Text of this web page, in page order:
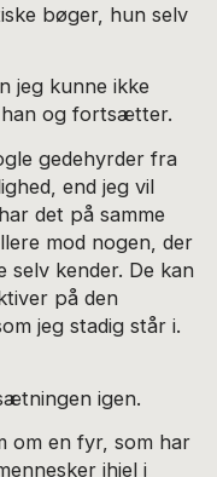
bøger, hun selv
jeg kunne ikke
og fortsætter.
gedehyrder fra
end jeg vil
det på samme
mod nogen, der
selv kender. De kan
på den
jeg stadig står i.
igen.
om en fyr, som har
ihjel i